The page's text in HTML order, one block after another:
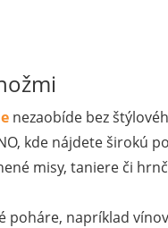
nezaobíde bez
kde nájdete širokú
misy, taniere či
poháre, napríklad